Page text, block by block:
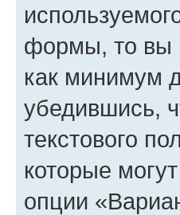
формы, то вы
как минимум
убедившись,
текстового
которые
опции